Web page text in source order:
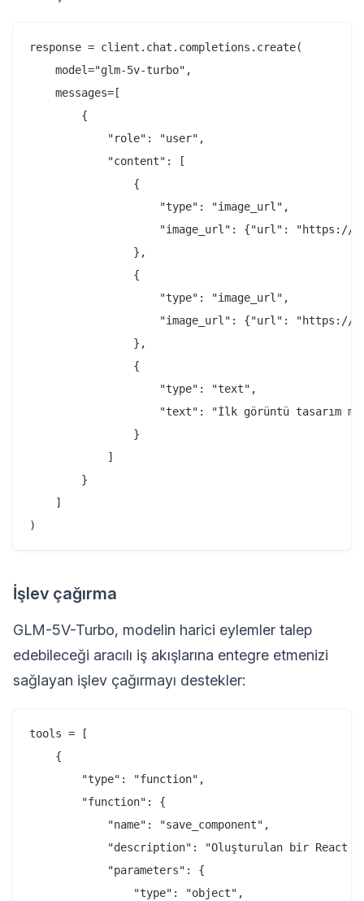
response = client.chat.completions.create(
    model="glm-5v-turbo",
    messages=[
        {
            "role": "user",
            "content": [
                {
                    "type": "image_url",
"image_url": {"url": "https://
                },
                {
                    "type": "image_url",
"image_url": {"url": "https://
                },
                {
                    "type": "text",
"text": "İlk görüntü tasarım
                }
            ]
        }
    ]
İşlev çağırma
GLM-5V-Turbo, modelin harici eylemler talep
edebileceği aracılı iş akışlarına entegre etmenizi
sağlayan işlev çağırmayı destekler:
tools = [
    {
        "type": "function",
        "function": {
            "name": "save_component",
"description": "Oluşturulan bir React
            "parameters": {
                "type": "object",